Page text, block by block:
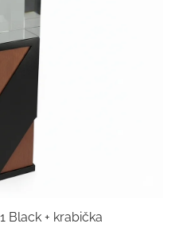
Black + krabička